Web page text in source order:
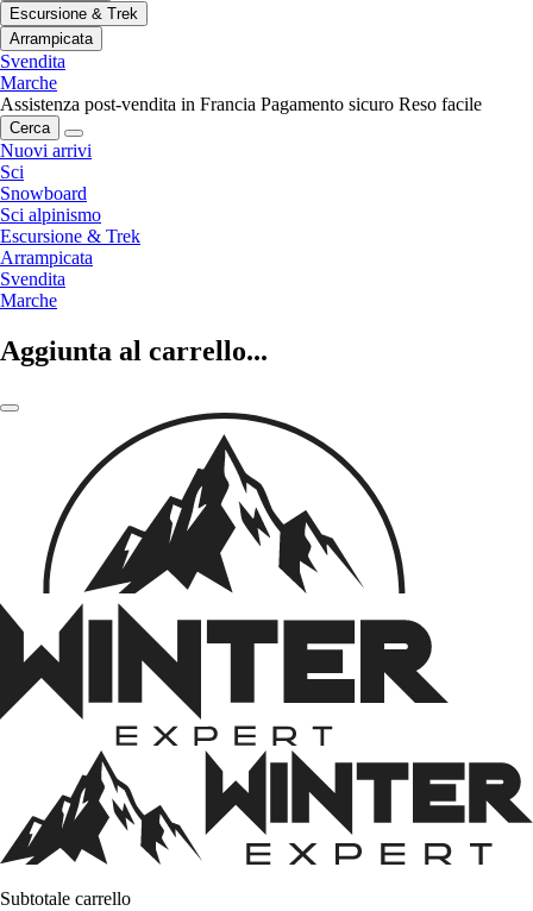
Escursione & Trek
Arrampicata
Svendita
Marche
Assistenza post-vendita in Francia Pagamento sicuro Reso facile
Cerca
Nuovi arrivi
Sci
Snowboard
Sci alpinismo
Escursione & Trek
Arrampicata
Svendita
Marche
Aggiunta al carrello...
Subtotale carrello